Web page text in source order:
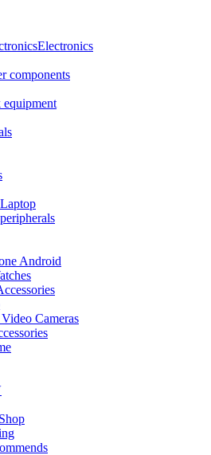
Electronics
components
Android
Cameras